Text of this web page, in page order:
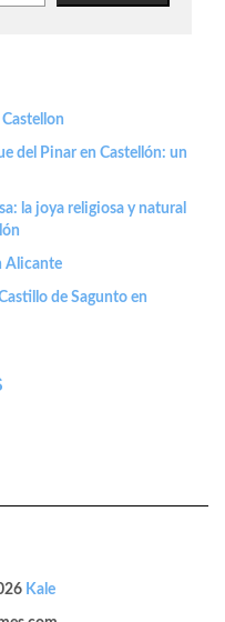
del Pinar en Castellón: un
la joya religiosa y natural
Alicante
de Sagunto en
Kale